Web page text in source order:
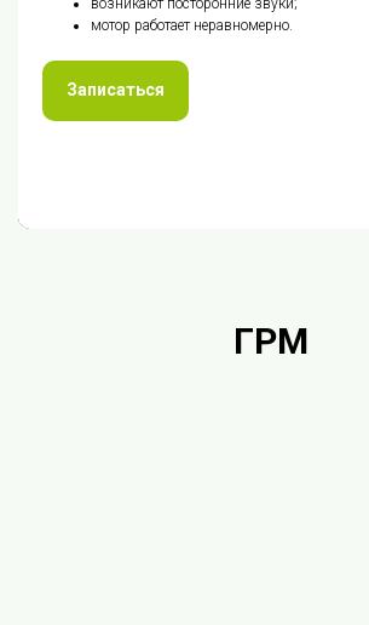
возникают посторонние звуки;
мотор работает неравномерно.
Записаться
ГРМ